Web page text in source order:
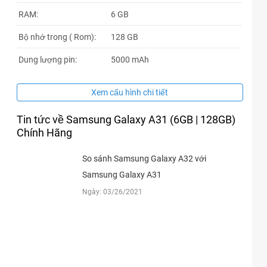
RAM: 6 GB
Bộ nhớ trong ( Rom): 128 GB
Dung lượng pin: 5000 mAh
Xem cấu hình chi tiết
Tin tức về Samsung Galaxy A31 (6GB | 128GB)
Chính Hãng
So sánh Samsung Galaxy A32 với
Samsung Galaxy A31
Ngày: 03/26/2021